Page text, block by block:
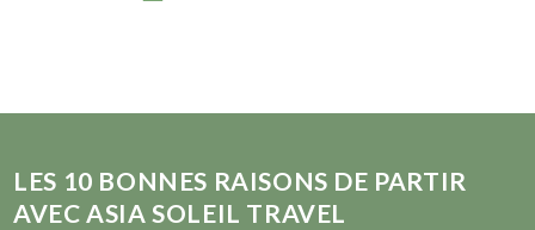
LES 10 BONNES RAISONS DE PARTIR
AVEC ASIA SOLEIL TRAVEL